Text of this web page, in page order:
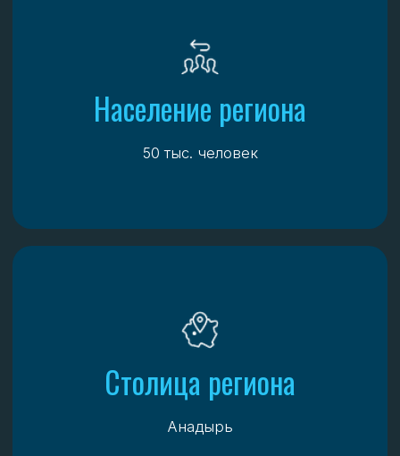
к Арктической зоне России
ЯКУТСК
от 8 часов 15 минут
ПЕВЕК
от 6 часов 30 минут